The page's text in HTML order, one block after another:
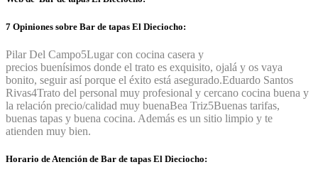
7 Opiniones sobre Bar de tapas El Dieciocho:
Pilar Del Campo5Lugar con cocina casera y
precios buenísimos donde el trato es exquisito, ojalá y os vaya
bonito, seguir así porque el éxito está asegurado.Eduardo Santos
Rivas4Trato del personal muy profesional y cercano cocina buena y
la relación precio/calidad muy buenaBea Triz5Buenas tarifas,
buenas tapas y buena cocina. Además es un sitio limpio y te
atienden muy bien.
Horario de Atención de Bar de tapas El Dieciocho: